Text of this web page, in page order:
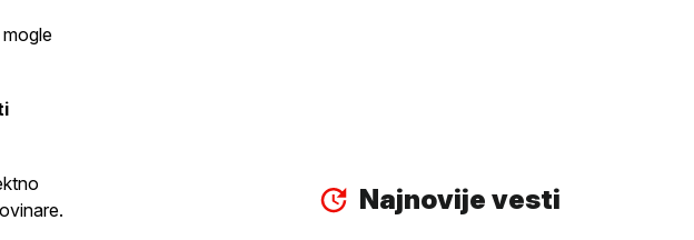
mogle
Najnovije vesti